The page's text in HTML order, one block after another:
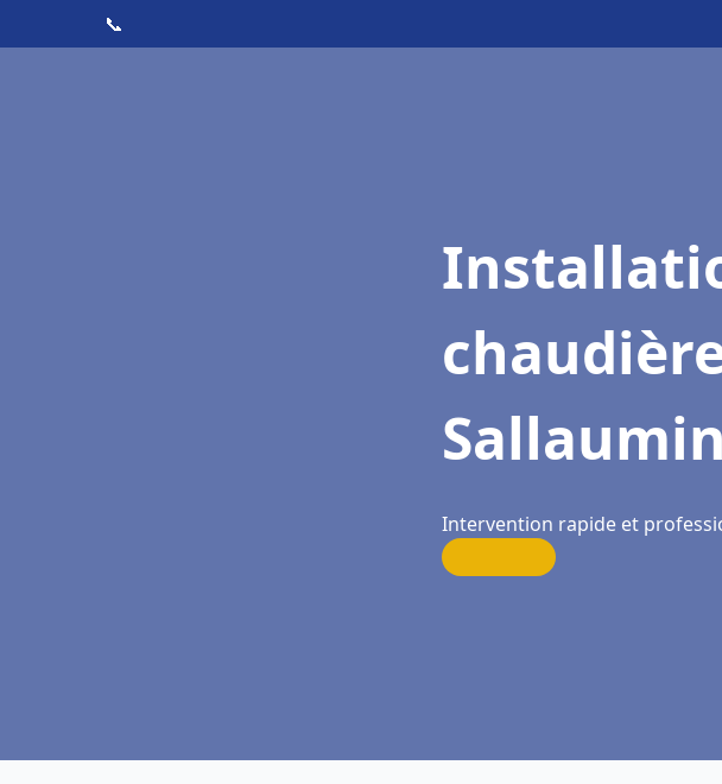
📞
Intervention rapide et